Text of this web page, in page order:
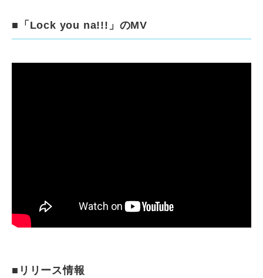
■「Lock you na!!!」のMV
■リリース情報